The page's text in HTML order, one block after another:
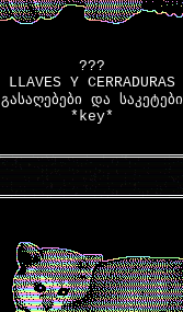
???
LLAVES Y CERRADURAS
გასაღებები და საკეტები
*key*